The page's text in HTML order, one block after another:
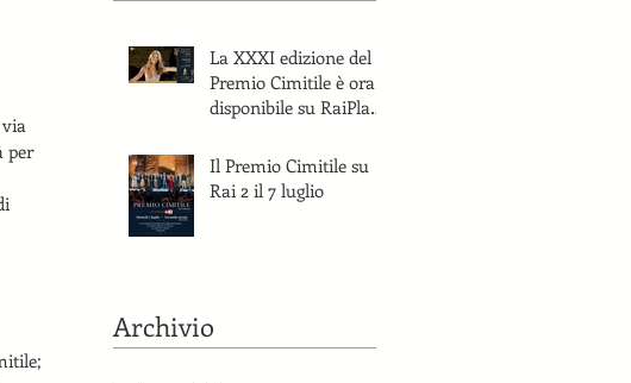
per
La XXXI edizione del
Premio Cimitile è ora
disponibile su RaiPlay
del Premio Cimitile.
Il Premio Cimitile su
Rai 2 il 7 luglio
Archivio